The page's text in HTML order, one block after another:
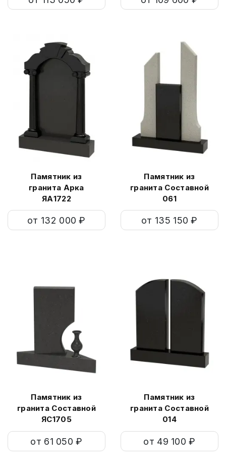
Памятник из
гранита Арка
ЯА1722
от 132 000 ₽
Памятник из
гранита Составной
061
от 135 150 ₽
Памятник из
гранита Составной
ЯС1705
от 61 050 ₽
Памятник из
гранита Составной
014
от 49 100 ₽